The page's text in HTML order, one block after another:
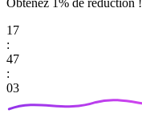
17
:
47
:
03